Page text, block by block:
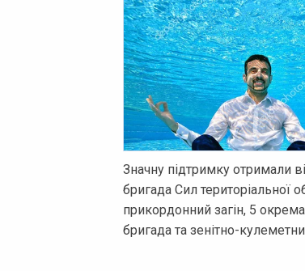
Значну підтримку отримали
бригада Сил територіальної
прикордонний загін, 5
бригада та зенітно-